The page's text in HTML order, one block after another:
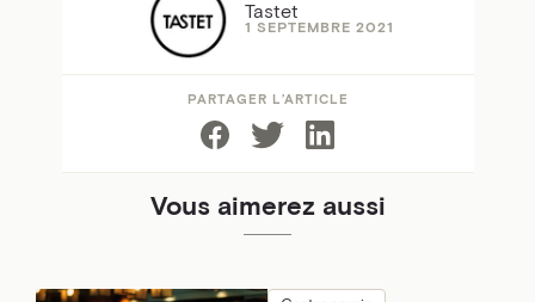
Tastet
1 SEPTEMBRE 2021
PARTAGER L’ARTICLE
Vous aimerez aussi